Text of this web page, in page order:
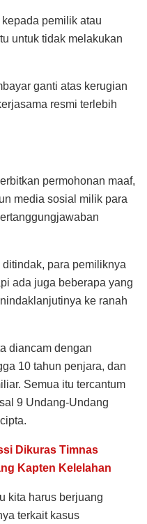
pemilik atau
untuk tidak melakukan
ganti atas kerugian
resmi terlebih
permohonan maaf,
media sosial milik para
para pemiliknya
ada juga beberapa yang
ke ranah
diancam dengan
10 tahun penjara, dan
Semua itu tercantum
9 Undang-Undang
Dikuras Timnas
Kapten Kelelahan
kita harus berjuang
terkait kasus